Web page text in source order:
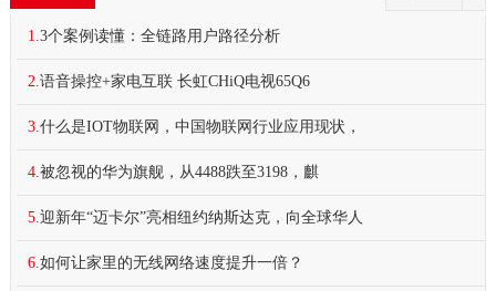
1. 3个案例读懂：全链路用户路径分析
2. 语音操控+家电互联 长虹CHiQ电视65Q6
3. 什么是IOT物联网，中国物联网行业应用现状，
4. 被忽视的华为旗舰，从4488跌至3198，麒
5. 迎新年“迈卡尔”亮相纽约纳斯达克，向全球华人
6. 如何让家里的无线网络速度提升一倍？